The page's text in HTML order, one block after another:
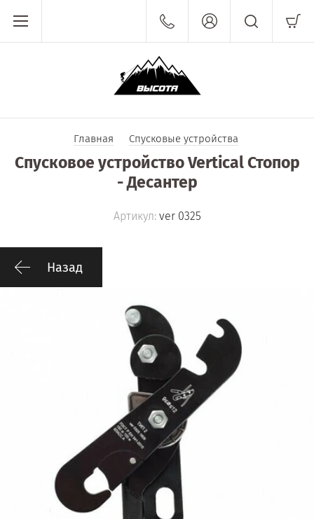
Главная Спусковые устройства
Спусковое устройство Vertical Стопор
- Десантер
Артикул:ver 0325
Назад